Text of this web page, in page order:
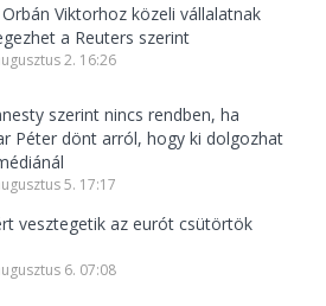
Viktorhoz közeli vállalatnak
a Reuters szerint
2. 16:26
szerint nincs rendben, ha
Péter dönt arról, hogy ki dolgozhat
5. 17:17
vesztegetik az eurót csütörtök
6. 07:08